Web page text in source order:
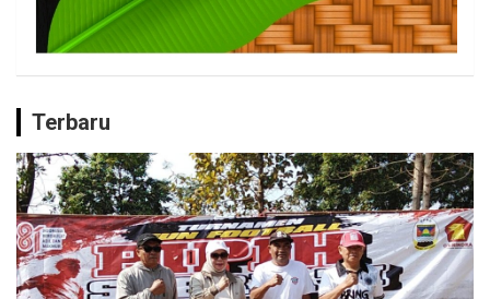
Terbaru